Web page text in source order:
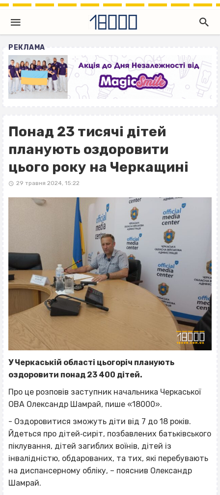
РЕКЛАМА
Понад 23 тисячі дітей
планують оздоровити
цього року на Черкащині
29 травня 2024, 15:22
У Черкаській області цьогоріч планують
оздоровити понад 23 400 дітей.
Про це розповів заступник начальника Черкаської
ОВА Олександр Шамрай, пише «18000».
- Оздоровитися зможуть діти від 7 до 18 років.
Йдеться про дітей‐сиріт, позбавлених батьківського
піклування, дітей загиблих воїнів, дітей із
інвалідністю, обдарованих, та тих, які перебувають
на диспансерному обліку, – пояснив Олександр
Шамрай.